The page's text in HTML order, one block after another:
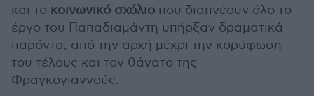
και το κοινωνικό σχόλιο που διαπνέουν όλο το
έργο του Παπαδιαμάντη υπήρξαν δραματικά
παρόντα, από την αρχή μέχρι την κορύφωση
του τέλους και τον θάνατο της
Φραγκογιαννούς.